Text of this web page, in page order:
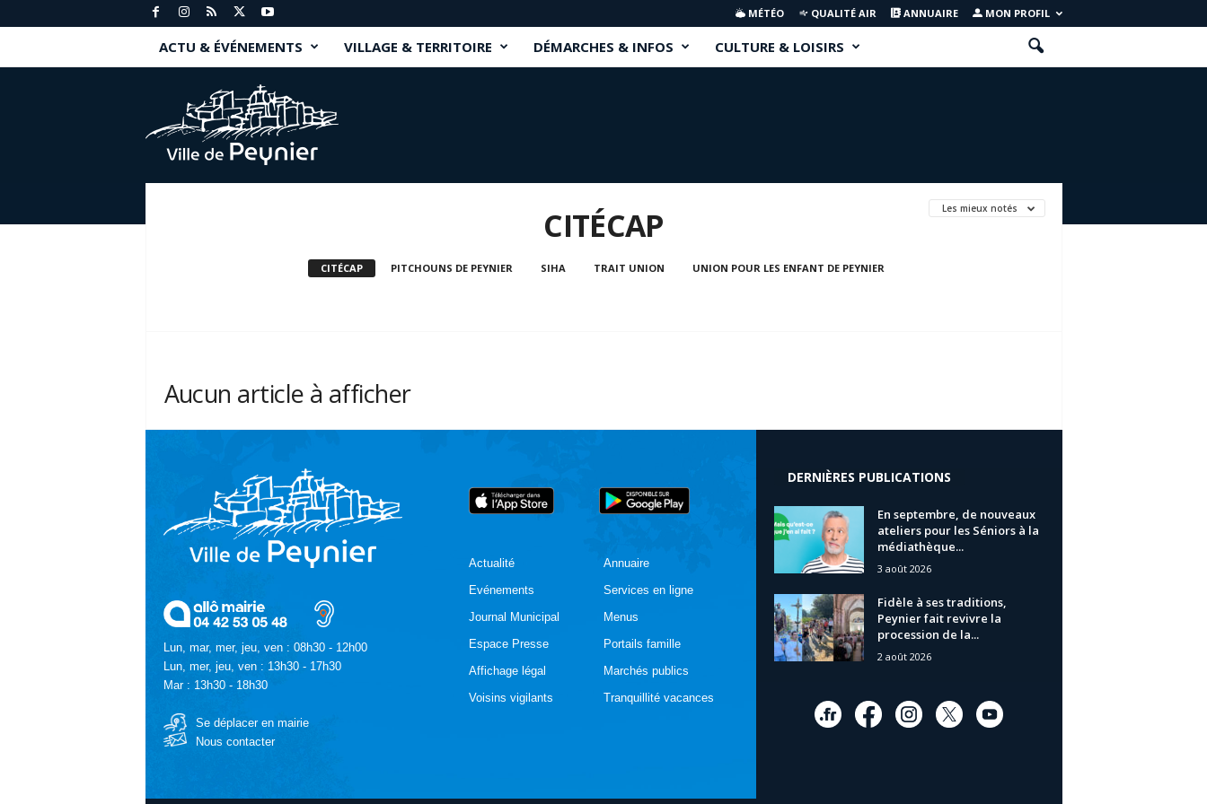
MÉTÉO QUALITÉ AIR ANNUAIRE MON PROFIL
ACTU & ÉVÉNEMENTS VILLAGE & TERRITOIRE DÉMARCHES & INFOS CULTURE & LOISIRS
n
Les mieux notés
CITÉCAP
CITÉCAP PITCHOUNS DE PEYNIER SIHA TRAIT UNION UNION POUR LES ENFANT DE PEYNIER
Aucun article à afficher
Lun, mar, mer, jeu, ven : 08h30 - 12h00
Lun, mer, jeu, ven : 13h30 - 17h30
Mar : 13h30 - 18h30
Se déplacer en mairie
Nous contacter
Actualité
Evénements
Journal Municipal
Espace Presse
Affichage légal
Voisins vigilants
Annuaire
Services en ligne
Menus
Portails famille
Marchés publics
Tranquillité vacances
DERNIÈRES PUBLICATIONS
En septembre, de nouveaux
ateliers pour les Séniors à la
médiathèque...
3 août 2026
Fidèle à ses traditions,
Peynier fait revivre la
procession de la...
2 août 2026